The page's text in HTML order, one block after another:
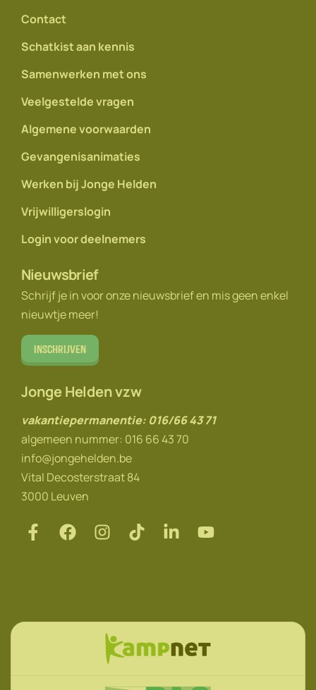
Contact
Schatkist aan kennis
Samenwerken met ons
Veelgestelde vragen
Algemene voorwaarden
Gevangenisanimaties
Werken bij Jonge Helden
Vrijwilligerslogin
Login voor deelnemers
Nieuwsbrief
Schrijf je in voor onze nieuwsbrief en mis geen enkel
nieuwtje meer!
Inschrijven
Jonge Helden vzw
vakantiepermanentie: 016/66 43 71
algemeen nummer: 016 66 43 70
info@jongehelden.be
Vital Decosterstraat 84
3000 Leuven